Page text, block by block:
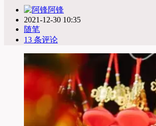
阿锋
2021-12-30 10:35
随笔
13 条评论